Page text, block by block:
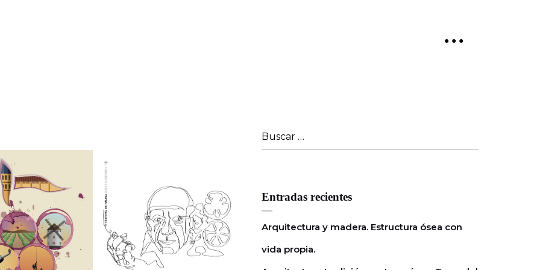
● ● ●
Buscar:
Entradas recientes
Arquitectura y madera. Estructura ósea con
vida propia.